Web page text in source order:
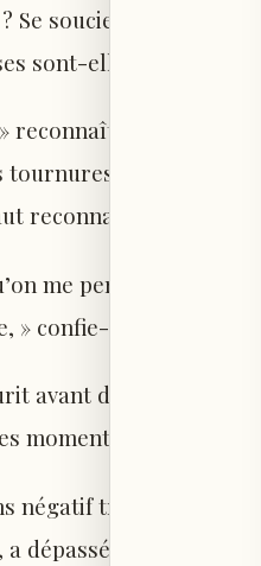
Se soucie-t-il de son
sont-elles fondées ?
reconnaît-il. Comme
qu’il n’aurait
reconnaître ces
me perçoit souvent
» confie-t-il, préparant
avant de poursuivre :
moments sur le
négatif traditionnel.
a dépassé les bornes